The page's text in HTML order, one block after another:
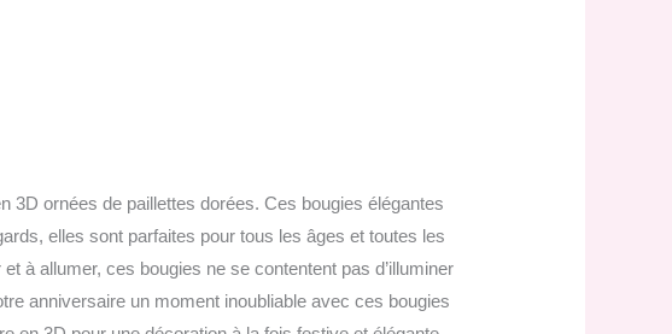
3D ornées de paillettes dorées. Ces bougies élégantes
elles sont parfaites pour tous les âges et toutes les
à allumer, ces bougies ne se contentent pas d’illuminer
anniversaire un moment inoubliable avec ces bougies